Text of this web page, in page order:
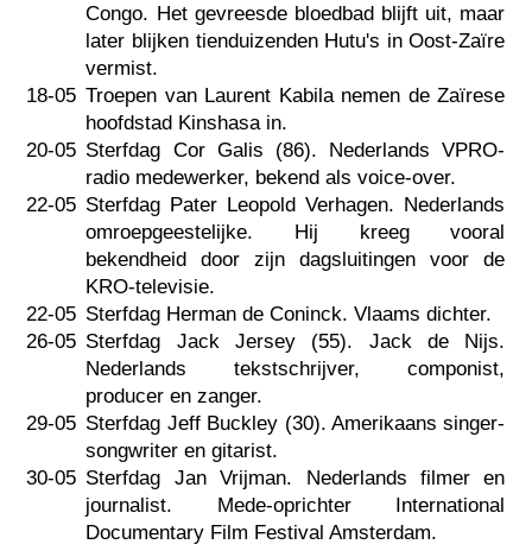
Congo. Het gevreesde bloedbad blijft uit, maar
later blijken tienduizenden Hutu's in Oost-Zaïre
vermist.
18-05 Troepen van Laurent Kabila nemen de Zaïrese
hoofdstad Kinshasa in.
20-05 Sterfdag Cor Galis (86). Nederlands VPRO-
radio medewerker, bekend als voice-over.
22-05 Sterfdag Pater Leopold Verhagen. Nederlands
omroepgeestelijke. Hij kreeg vooral
bekendheid door zijn dagsluitingen voor de
KRO-televisie.
22-05 Sterfdag Herman de Coninck. Vlaams dichter.
26-05 Sterfdag Jack Jersey (55). Jack de Nijs.
Nederlands tekstschrijver, componist,
producer en zanger.
29-05 Sterfdag Jeff Buckley (30). Amerikaans singer-
songwriter en gitarist.
30-05 Sterfdag Jan Vrijman. Nederlands filmer en
journalist. Mede-oprichter International
Documentary Film Festival Amsterdam.